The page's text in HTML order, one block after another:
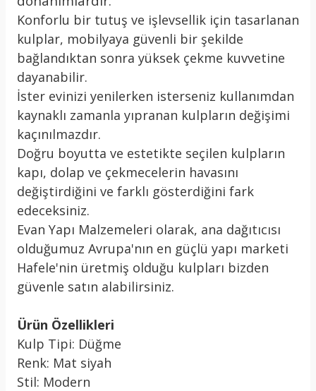
Konforlu bir tutuş ve işlevsellik için tasarlanan
kulplar, mobilyaya güvenli bir şekilde
bağlandıktan sonra yüksek çekme kuvvetine
dayanabilir.
İster evinizi yenilerken isterseniz kullanımdan
kaynaklı zamanla yıpranan kulpların değişimi
kaçınılmazdır.
Doğru boyutta ve estetikte seçilen kulpların
kapı, dolap ve çekmecelerin havasını
değiştirdiğini ve farklı gösterdiğini fark
edeceksiniz.
Evan Yapı Malzemeleri olarak, ana dağıtıcısı
olduğumuz Avrupa'nın en güçlü yapı marketi
Hafele'nin üretmiş olduğu kulpları bizden
güvenle satın alabilirsiniz.
Ürün Özellikleri
Kulp Tipi: Düğme
Renk: Mat siyah
Stil: Modern